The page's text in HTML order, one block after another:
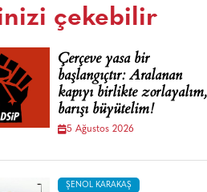
çekebilir
Çerçeve yasa bir
başlangıçtır: Aralanan
kapıyı birlikte zorlayalım,
barışı büyütelim!
5 Ağustos 2026
ŞENOL KARAKAŞ